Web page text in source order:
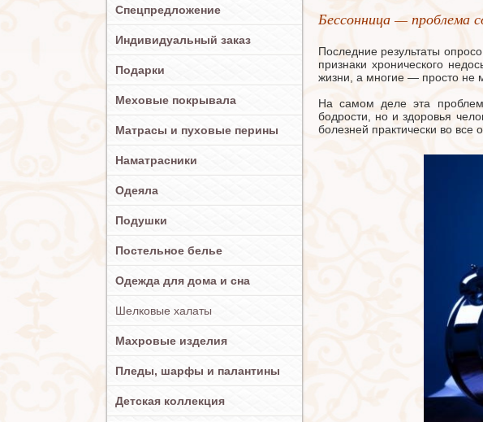
Спецпредложение
Индивидуальный заказ
Подарки
Меховые покрывала
Матрасы и пуховые перины
Наматрасники
Одеяла
Подушки
Постельное белье
Одежда для дома и сна
Шелковые халаты
Махровые изделия
Пледы, шарфы и палантины
Детская коллекция
Бессонница — проблема
Последние результаты
признаки хронического
жизни, а многие — просто не
На самом деле эта
бодрости, но и здоровья
болезней практически во все